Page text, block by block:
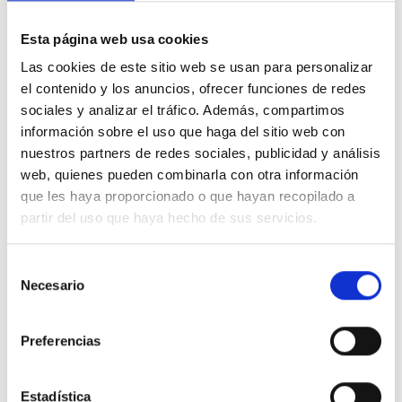
Esta página web usa cookies
Las cookies de este sitio web se usan para personalizar
el contenido y los anuncios, ofrecer funciones de redes
sociales y analizar el tráfico. Además, compartimos
información sobre el uso que haga del sitio web con
nuestros partners de redes sociales, publicidad y análisis
web, quienes pueden combinarla con otra información
que les haya proporcionado o que hayan recopilado a
partir del uso que haya hecho de sus servicios.
Necesario
Preferencias
Estadística
1. Padre, fui creado en Tu Mente, como un
Pensamiento santo que nunca abandonó su
hogar. He de ser por siempre Tu Efecto, y Tú por
siempre y para siempre, mi Causa.Sigo siendo
tal como Tú me creaste.Todavía me encuentro
allí donde me pusiste.Ytodos Tus atributos se
encuentran en mí, pues Tu Voluntad fue tener
un Hijo tan semejante a su Causa, que Causa y
Efecto fuesen indistinguibles.
Que tome con­
consiguiente, poseo el mismo poder de crear
tierra. Sigo Tu plan aquí, y sé que al final